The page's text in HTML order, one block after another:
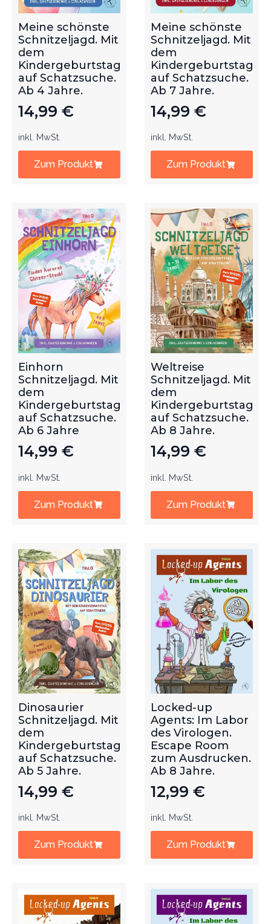
Meine schönste
Schnitzeljagd. Mit
dem
Kindergeburtstag
auf Schatzsuche.
Ab 4 Jahre.
14,99 €
inkl. MwSt.
Zum Produkt
Meine schönste
Schnitzeljagd. Mit
dem
Kindergeburtstag
auf Schatzsuche.
Ab 7 Jahre.
14,99 €
inkl. MwSt.
Zum Produkt
Einhorn
Schnitzeljagd. Mit
dem
Kindergeburtstag
auf Schatzsuche.
Ab 6 Jahre
14,99 €
inkl. MwSt.
Zum Produkt
Weltreise
Schnitzeljagd. Mit
dem
Kindergeburtstag
auf Schatzsuche.
Ab 8 Jahre.
14,99 €
inkl. MwSt.
Zum Produkt
Dinosaurier
Schnitzeljagd. Mit
dem
Kindergeburtstag
auf Schatzsuche.
Ab 5 Jahre.
14,99 €
inkl. MwSt.
Zum Produkt
Locked-up
Agents: Im Labor
des Virologen.
Escape Room
zum Ausdrucken.
Ab 8 Jahre.
12,99 €
inkl. MwSt.
Zum Produkt